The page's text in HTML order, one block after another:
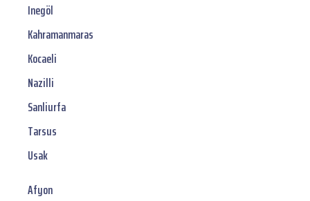
Inegöl
Kahramanmaras
Kocaeli
Nazilli
Sanliurfa
Tarsus
Usak
Afyon